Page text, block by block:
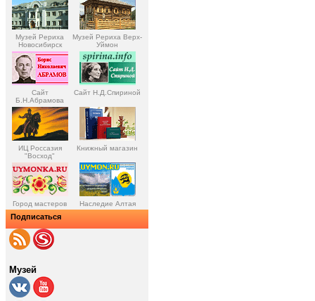
Музей Рериха
Новосибирск
Музей Рериха Верх-
Уймон
Сайт
Б.Н.Абрамова
Сайт Н.Д.Спириной
ИЦ Россазия
"Восход"
Книжный магазин
Город мастеров Наследие Алтая
Подписаться
Музей